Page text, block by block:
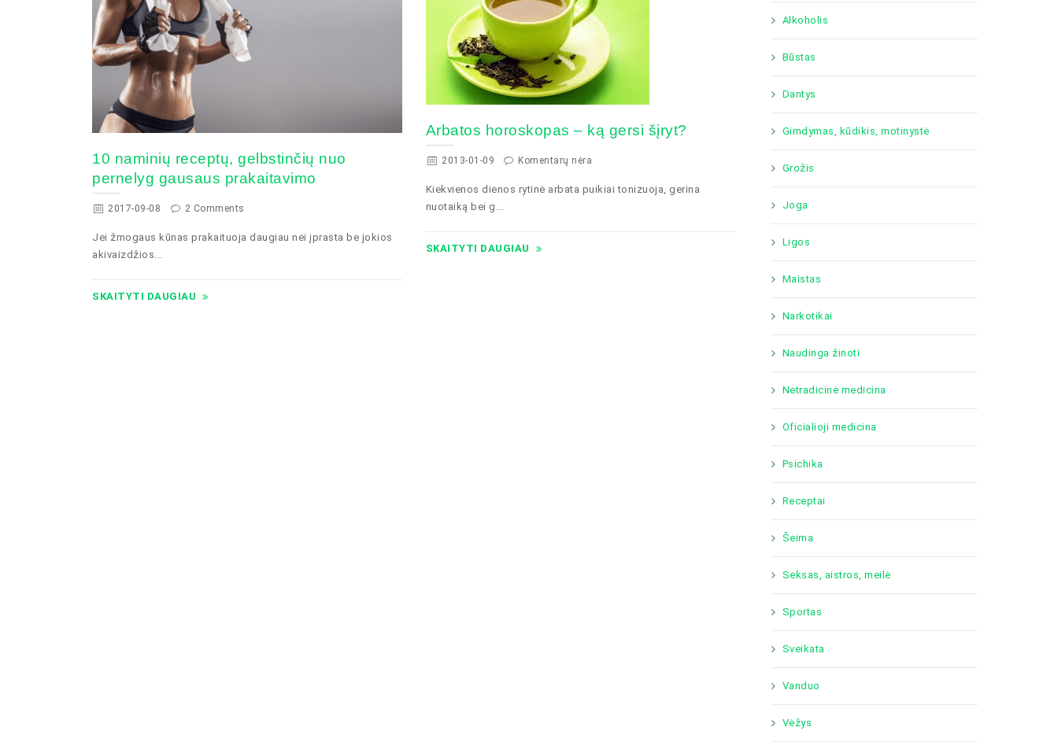
10 naminių receptų, gelbstinčių nuo
pernelyg gausaus prakaitavimo
2017-09-08 2 Comments
Jei žmogaus kūnas prakaituoja daugiau nei įprasta be jokios
akivaizdžios...
SKAITYTI DAUGIAU
Arbatos horoskopas – ką gersi šįryt?
2013-01-09 Komentarų nėra
Kiekvienos dienos rytinė arbata puikiai tonizuoja, gerina
nuotaiką bei g...
SKAITYTI DAUGIAU
Alkoholis
Būstas
Dantys
Gimdymas, kūdikis, motinystė
Grožis
Joga
Ligos
Maistas
Narkotikai
Naudinga žinoti
Netradicinė medicina
Oficialioji medicina
Psichika
Receptai
Šeima
Seksas, aistros, meilė
Sportas
Sveikata
Vanduo
Vėžys